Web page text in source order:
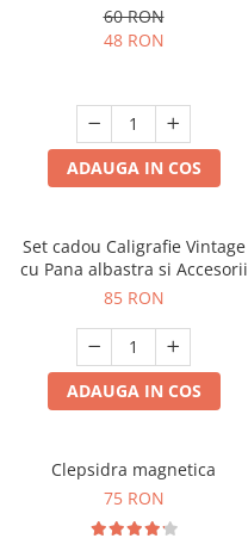
60 RON
48 RON
ADAUGA IN COS
Set cadou Caligrafie Vintage
cu Pana albastra si Accesorii
85 RON
ADAUGA IN COS
Clepsidra magnetica
75 RON